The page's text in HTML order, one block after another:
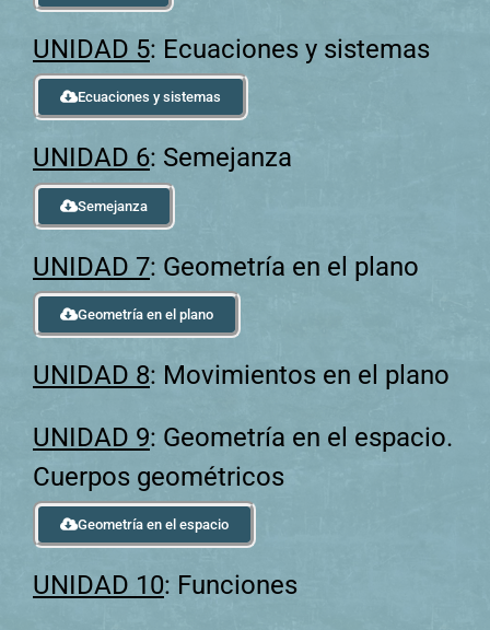
UNIDAD 5: Ecuaciones y sistemas
Ecuaciones y sistemas
UNIDAD 6: Semejanza
Semejanza
UNIDAD 7: Geometría en el plano
Geometría en el plano
UNIDAD 8: Movimientos en el plano
UNIDAD 9: Geometría en el espacio.
Cuerpos geométricos
Geometría en el espacio
UNIDAD 10: Funciones